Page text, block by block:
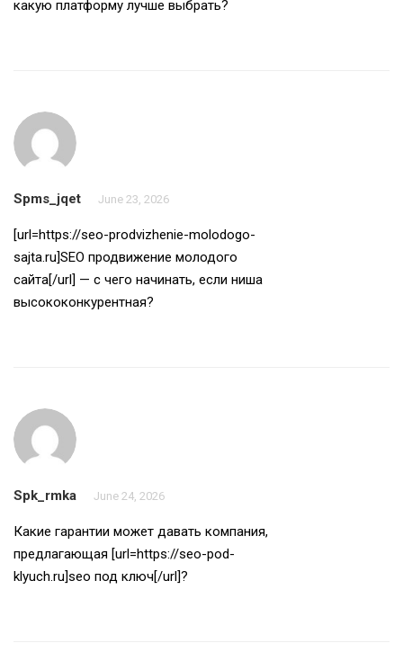
какую платформу лучше выбрать?
Spms_jqet June 23, 2026
[url=https://seo-prodvizhenie-molodogo-
sajta.ru]SEO продвижение молодого
сайта[/url] — с чего начинать, если ниша
высококонкурентная?
Spk_rmka June 24, 2026
Какие гарантии может давать компания,
предлагающая [url=https://seo-pod-
klyuch.ru]seo под ключ[/url]?